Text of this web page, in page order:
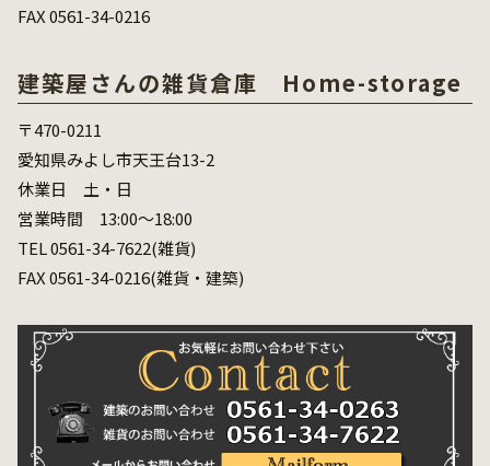
FAX 0561-34-0216
建築屋さんの雑貨倉庫 Home-storage
〒470-0211
愛知県みよし市天王台13-2
休業日 土・日
営業時間 13:00～18:00
TEL 0561-34-7622(雑貨)
FAX 0561-34-0216(雑貨・建築)